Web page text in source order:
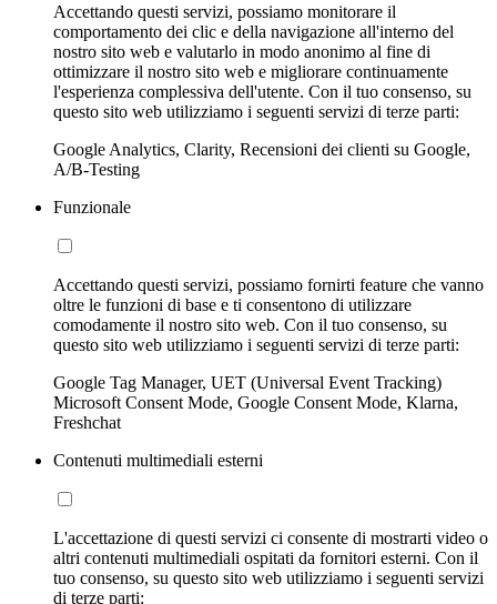
Accettando questi servizi, possiamo monitorare il
comportamento dei clic e della navigazione all'interno del
nostro sito web e valutarlo in modo anonimo al fine di
ottimizzare il nostro sito web e migliorare continuamente
l'esperienza complessiva dell'utente. Con il tuo consenso, su
questo sito web utilizziamo i seguenti servizi di terze parti:
Google Analytics, Clarity, Recensioni dei clienti su Google,
A/B-Testing
Funzionale
Accettando questi servizi, possiamo fornirti feature che vanno
oltre le funzioni di base e ti consentono di utilizzare
comodamente il nostro sito web. Con il tuo consenso, su
questo sito web utilizziamo i seguenti servizi di terze parti:
Google Tag Manager, UET (Universal Event Tracking)
Microsoft Consent Mode, Google Consent Mode, Klarna,
Freshchat
Contenuti multimediali esterni
L'accettazione di questi servizi ci consente di mostrarti video o
altri contenuti multimediali ospitati da fornitori esterni. Con il
tuo consenso, su questo sito web utilizziamo i seguenti servizi
di terze parti: